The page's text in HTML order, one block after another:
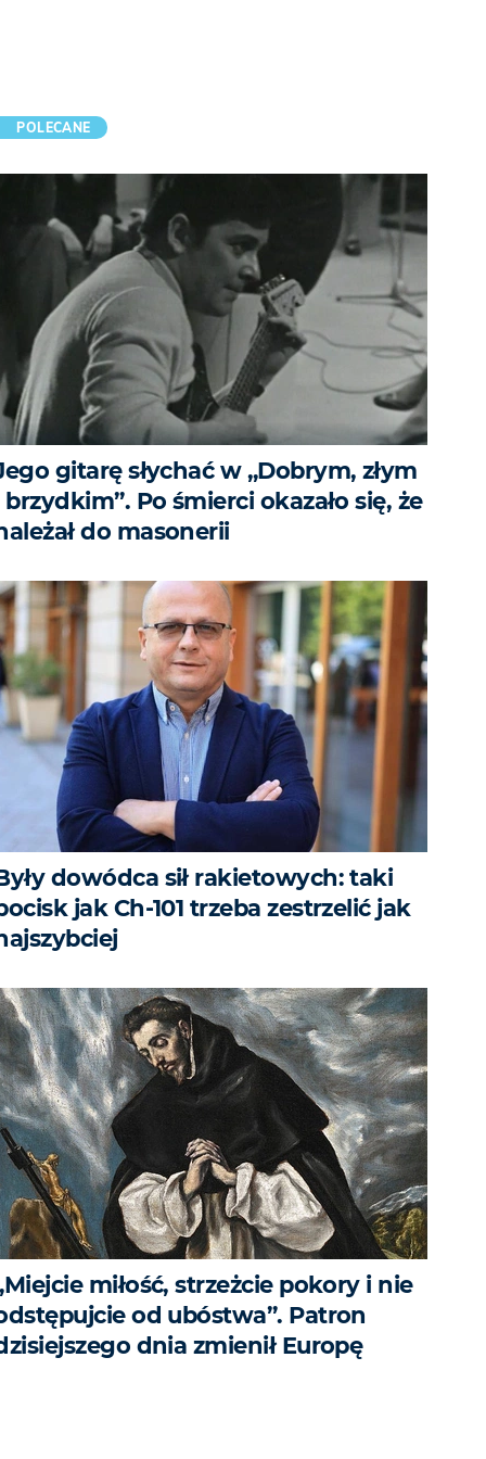
POLECANE
gitarę słychać w „Dobrym, złym
brzydkim”. Po śmierci okazało się, że
do masonerii
dowódca sił rakietowych: taki
jak Ch-101 trzeba zestrzelić jak
miłość, strzeżcie pokory i nie
od ubóstwa”. Patron
dnia zmienił Europę